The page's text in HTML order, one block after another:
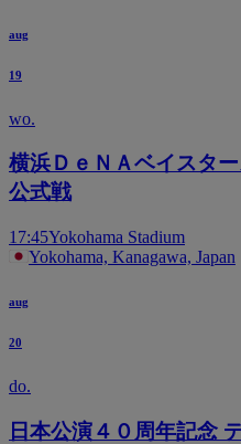
aug
19
wo.
横浜ＤｅＮＡベイスタ
公式戦
17:45Yokohama Stadium
Yokohama, Kanagawa, Japan
aug
20
do.
日本公演４０周年記念